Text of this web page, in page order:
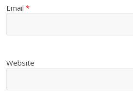
Email*
Website